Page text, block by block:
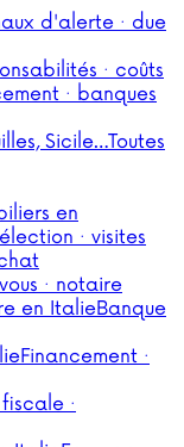
d'alerte · due
· coûts
· banques
Sicile…Toutes
en
· visites
· notaire
en ItalieBanque
Financement ·
·